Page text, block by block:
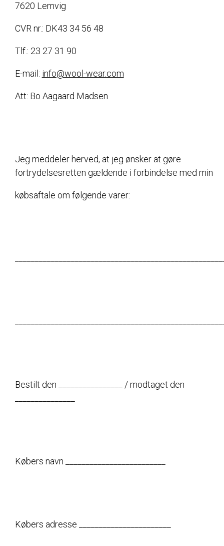
7620 Lemvig
CVR nr.: DK43 34 56 48
Tlf.: 23 27 31 90
E-mail: info@wool-wear.com
Att: Bo Aagaard Madsen
Jeg meddeler herved, at jeg ønsker at gøre
fortrydelsesretten gældende i forbindelse med min
købsaftale om følgende varer:
Bestilt den ________________ / modtaget den
Købers navn _________________________
Købers adresse _______________________